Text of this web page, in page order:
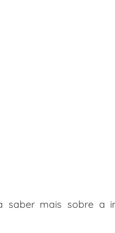
saber mais sobre a